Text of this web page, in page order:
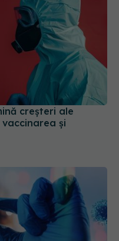
creșteri ale
și